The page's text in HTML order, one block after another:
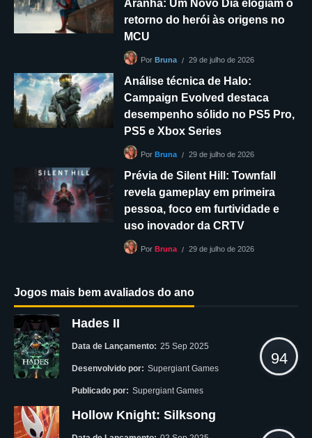
Aranha: Um Novo Dia elogiam o
retorno do herói às origens no
MCU
Por Bruna 29 de julho de 2026
Análise técnica de Halo:
Campaign Evolved destaca
desempenho sólido no PS5 Pro,
PS5 e Xbox Series
Por Bruna 29 de julho de 2026
Prévia de Silent Hill: Townfall
revela gameplay em primeira
pessoa, foco em furtividade e
uso inovador da CRTV
Por Bruna 29 de julho de 2026
Jogos mais bem avaliados do ano
Hades II
Data de Lançamento: 25 Sep 2025
Desenvolvido por: Supergiant Games
Publicado por: Supergiant Games
94
Hollow Knight: Silksong